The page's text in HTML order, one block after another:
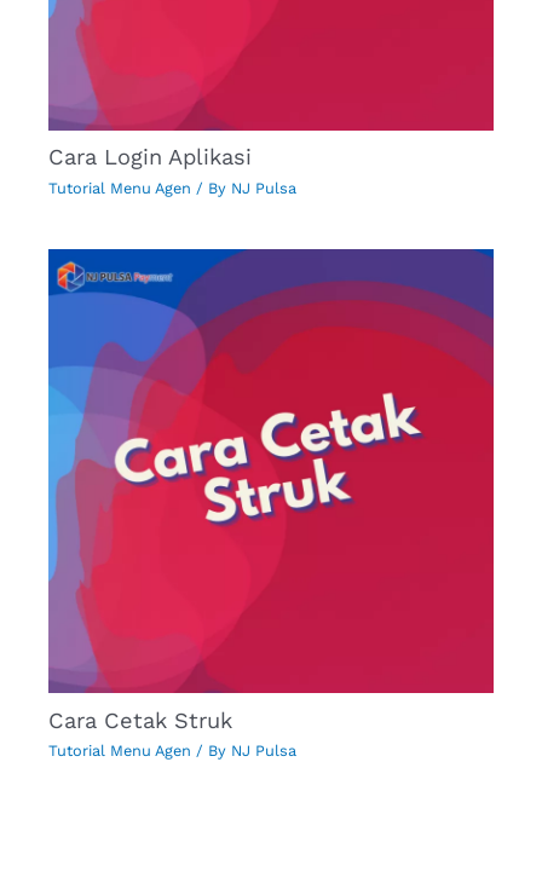
Cara Login Aplikasi
Tutorial Menu Agen / By NJ Pulsa
Cara Cetak Struk
Tutorial Menu Agen / By NJ Pulsa